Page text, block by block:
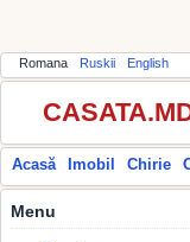
Romana Ruskii English
Acasă Imobil Chirie
Menu